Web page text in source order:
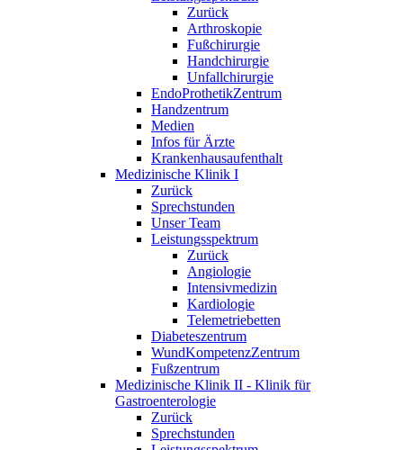
Zurück
Arthroskopie
Fußchirurgie
Handchirurgie
Unfallchirurgie
EndoProthetikZentrum
Handzentrum
Medien
Infos für Ärzte
Krankenhausaufenthalt
Medizinische Klinik I
Zurück
Sprechstunden
Unser Team
Leistungsspektrum
Zurück
Angiologie
Intensivmedizin
Kardiologie
Telemetriebetten
Diabeteszentrum
WundKompetenzZentrum
Fußzentrum
Medizinische Klinik II - Klinik für
Gastroenterologie
Zurück
Sprechstunden